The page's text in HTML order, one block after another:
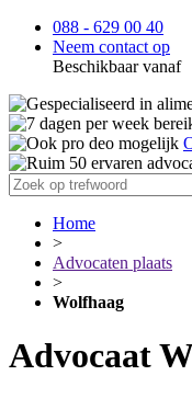
088 - 629 00 40
Neem contact op
Beschikbaar vanaf
Home
>
Advocaten plaats
>
Wolfhaag
Advocaat